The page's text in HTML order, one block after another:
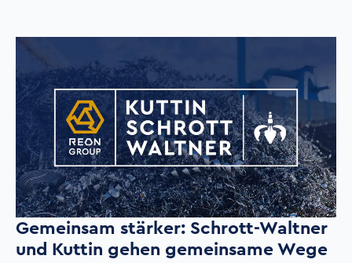
Gemeinsam stärker: Schrott-Waltner
und Kuttin gehen gemeinsame Wege